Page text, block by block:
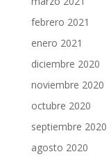
febrero 2021
enero 2021
diciembre 2020
noviembre 2020
octubre 2020
septiembre 2020
agosto 2020